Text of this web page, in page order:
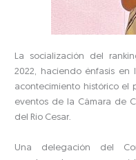
La socialización del
2022, haciendo énfasis en
acontecimiento histórico el
eventos de la Cámara de
del Río Cesar.
Una delegación del